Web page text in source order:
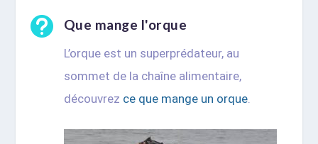
 Que mange l'orque
L’orque est un superprédateur, au
sommet de la chaîne alimentaire,
découvrez ce que mange un orque.